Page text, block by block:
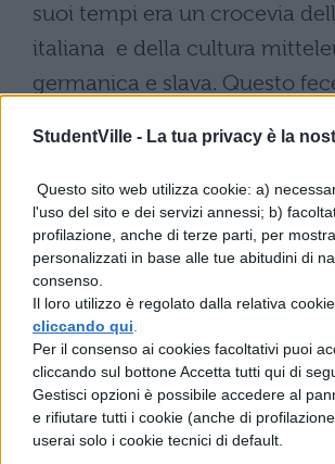
StudentVille - La tua privacy è la
Questo sito web utilizza cookie: a)
l'uso del sito e dei servizi annessi; b)
profilazione, anche di terze parti, per
personalizzati in base alle tue abitudini di
consenso.
Il loro utilizzo è regolato dalla relativa cookie
cliccando qui
Per il consenso ai cookies facoltativi puoi
cliccando sul bottone Accetta tutti qui di
Gestisci opzioni è possibile accedere al
e rifiutare tutti i cookie (anche di
userai solo i cookie tecnici di default.
suoi tempi era un crocevia
italiana e della cultura
germanica e slava. Questo
scrittore più antilletterario del
italiano, più attento a recepire
e a scrutare i meandri
subcosciente che a
mode italiane.
I tre più importanti e famosi
da Italo Svevo sono:
La coscienza di Zeno
Senilità